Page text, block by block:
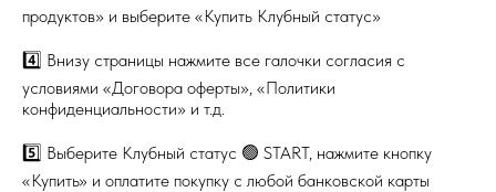
продуктов» и выберите «Купить Клубный статус»
4️⃣ Внизу страницы нажмите все галочки согласия с
условиями «Договора оферты», «Политики
конфиденциальности» и т.д.
5️⃣ Выберите Клубный статус 🟢 START, нажмите кнопку
«Купить» и оплатите покупку с любой банковской карты